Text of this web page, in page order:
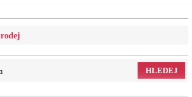
HLEDEJ